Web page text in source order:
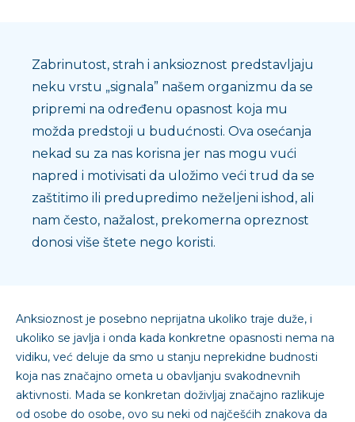
Zabrinutost, strah i anksioznost predstavljaju
neku vrstu „signala” našem organizmu da se
pripremi na određenu opasnost koja mu
možda predstoji u budućnosti. Ova osećanja
nekad su za nas korisna jer nas mogu vući
napred i motivisati da uložimo veći trud da se
zaštitimo ili predupredimo neželjeni ishod, ali
nam često, nažalost, prekomerna opreznost
donosi više štete nego koristi.
Anksioznost je posebno neprijatna ukoliko traje duže, i
ukoliko se javlja i onda kada konkretne opasnosti nema na
vidiku, već deluje da smo u stanju neprekidne budnosti
koja nas značajno ometa u obavljanju svakodnevnih
aktivnosti. Mada se konkretan doživljaj značajno razlikuje
od osobe do osobe, ovo su neki od najčešćih znakova da